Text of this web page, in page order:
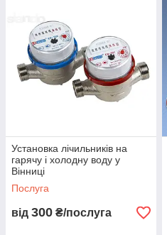
Установка лічильників на
гарячу і холодну воду у
Вінниці
Послуга
від 300 ₴/послуга